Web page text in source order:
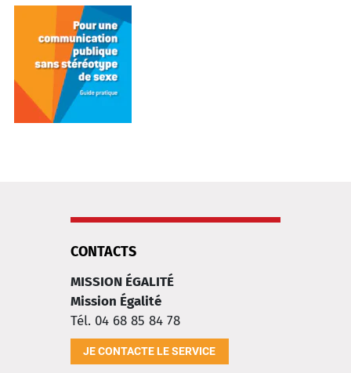
CONTACTS
MISSION ÉGALITÉ
Mission Égalité
Tél. 04 68 85 84 78
JE CONTACTE LE SERVICE